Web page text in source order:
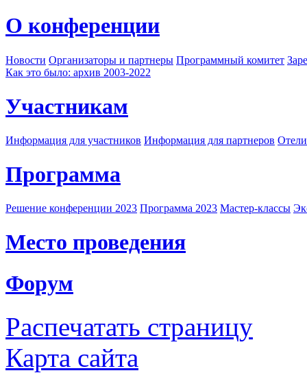
О конференции
Новости Организаторы и партнеры Программный комитет
Как это было: архив 2003-2022
Участникам
Информация для участников Информация для партнеров
Программа
Решение конференции 2023 Программа 2023 Мастер-классы
Место проведения
Форум
Распечатать страницу
Карта сайта